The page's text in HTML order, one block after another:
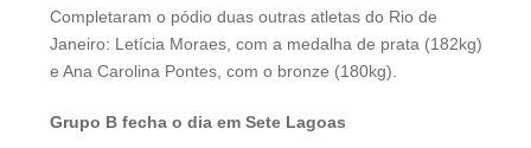
Completaram o pódio duas outras atletas do Rio de
Janeiro: Letícia Moraes, com a medalha de prata (182kg)
e Ana Carolina Pontes, com o bronze (180kg).
Grupo B fecha o dia em Sete Lagoas